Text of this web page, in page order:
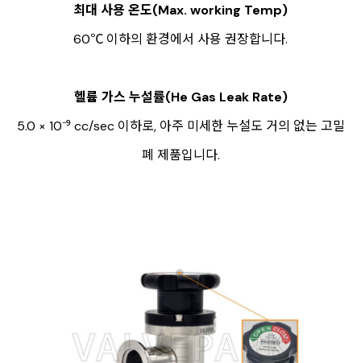
최대 사용 온도(Max. working Temp)
60℃ 이하의 환경에서 사용 권장합니다.
헬륨 가스 누설률(He Gas Leak Rate)
5.0 × 10⁻⁹ cc/sec 이하로, 아주 미세한 누설도 거의 없는 고밀
폐 제품입니다.